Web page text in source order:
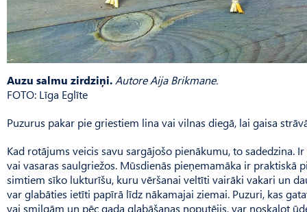
Auzu salmu zirdziņi. Autore Aija Brikmane.
FOTO: Līga Eglīte
Puzurus pakar pie griestiem lina vai vilnas diegā, lai gaisa
Kad rotājums veicis savu sargājošo pienākumu, to sadedzina.
vai vasaras saulgriežos. Mūs­dienās pieņemamāka ir praktiskā
simtiem sīko lukturīšu, kuru vēršanai veltīti vairāki vakari un
var glabāties ietīti papīrā līdz nākamajai ziemai. Puzuri, kas
vai smilgām un pēc gada glabāšanas noputējis, var noskalot